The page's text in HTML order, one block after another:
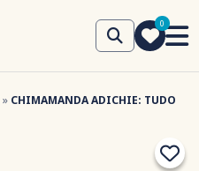
0
» CHIMAMANDA ADICHIE: TUDO